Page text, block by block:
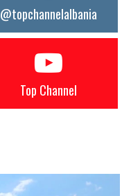
@topchannelalbania
Top Channel